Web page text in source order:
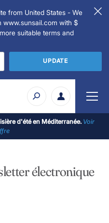
from United States - We
www.sunsail.com with $
suitable terms and
UPDATE
d'été en Méditerranée. Voir
électronique